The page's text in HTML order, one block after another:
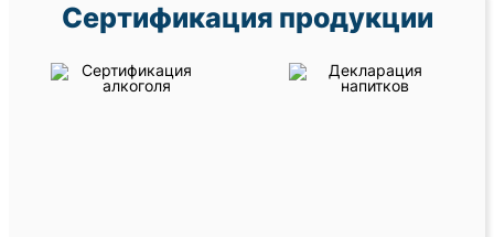
Сертификация продукции